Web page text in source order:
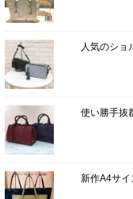
人気のショ
使い勝手抜
新作A4サ